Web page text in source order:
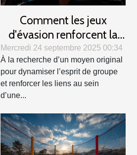
Comment les jeux
d'évasion renforcent la
cohésion d'équipe ?
Mercredi 24 septembre 2025 00:34
À la recherche d’un moyen original
pour dynamiser l’esprit de groupe
et renforcer les liens au sein
d’une...